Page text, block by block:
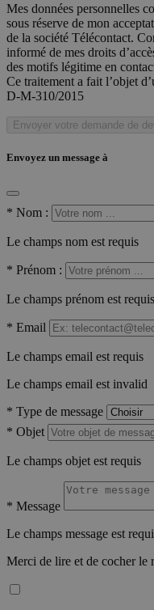
Mes données personnelles
sous réserve de mon
de la société Télécontact.
informé de mes droits
des motifs légitime en
Ce traitement a fait l’objet
D-M-310/2015
Envoyer votre demande de
Envoyez un message à
* Nom :
Le champs nom est requis
* Prénom :
Le champs prénom est requis
* Email
Le champs email est requis
Le champs email est invalid
* Type de message
* Objet
Le champs objet est requis
* Message
Le champs message est
Merci de lire et de cocher le